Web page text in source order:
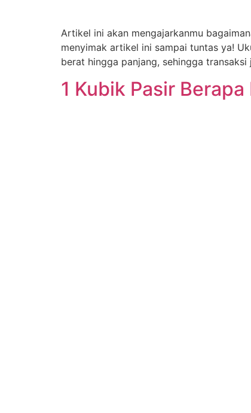
Artikel ini akan mengajarkanmu
menyimak artikel ini sampai tuntas ya!
berat hingga panjang, sehingga
1 Kubik Pasir